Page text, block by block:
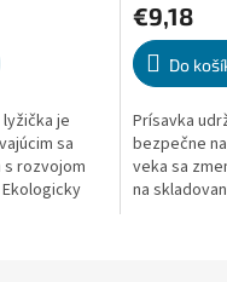
je
sa
s rozvojom
produktu
je
4,0
z
5
hviezdičiek.
€9,18
Do
Prísavka
bezpečne
veka sa
na